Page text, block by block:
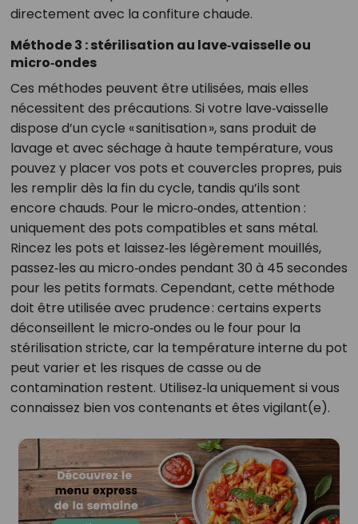
directement avec la confiture chaude.
Méthode 3 : stérilisation au lave‑vaisselle ou
micro‑ondes
Ces méthodes peuvent être utilisées, mais elles
nécessitent des précautions. Si votre lave‑vaisselle
dispose d’un cycle « sanitisation », sans produit de
lavage et avec séchage à haute température, vous
pouvez y placer vos pots et couvercles propres, puis
les remplir dès la fin du cycle, tandis qu’ils sont
encore chauds. Pour le micro‑ondes, attention :
uniquement des pots compatibles et sans métal.
Rincez les pots et laissez‑les légèrement mouillés,
passez‑les au micro‑ondes pendant 30 à 45 secondes
pour les petits formats. Cependant, cette méthode
doit être utilisée avec prudence : certains experts
déconseillent le micro‑ondes ou le four pour la
stérilisation stricte, car la température interne du pot
peut varier et les risques de casse ou de
contamination restent. Utilisez‑la uniquement si vous
connaissez bien vos contenants et êtes vigilant(e).